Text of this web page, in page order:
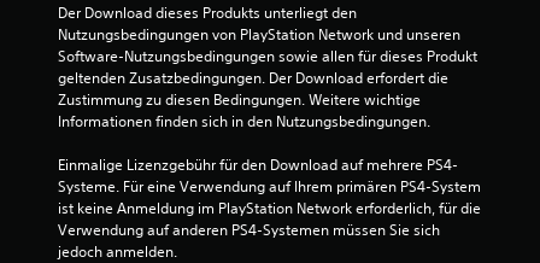
Der Download dieses Produkts unterliegt den
Nutzungsbedingungen von PlayStation Network und unseren
Software-Nutzungsbedingungen sowie allen für dieses Produkt
geltenden Zusatzbedingungen. Der Download erfordert die
Zustimmung zu diesen Bedingungen. Weitere wichtige
Informationen finden sich in den Nutzungsbedingungen.
Einmalige Lizenzgebühr für den Download auf mehrere PS4-
Systeme. Für eine Verwendung auf Ihrem primären PS4-System
ist keine Anmeldung im PlayStation Network erforderlich, für die
Verwendung auf anderen PS4-Systemen müssen Sie sich
jedoch anmelden.